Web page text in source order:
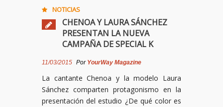
NOTICIAS
CHENOA Y LAURA SÁNCHEZ
PRESENTAN LA NUEVA
CAMPAÑA DE SPECIAL K
11/03/2015 Por YourWay Magazine
La cantante Chenoa y la modelo Laura
Sánchez comparten protagonismo en la
presentación del estudio ¿De qué color es